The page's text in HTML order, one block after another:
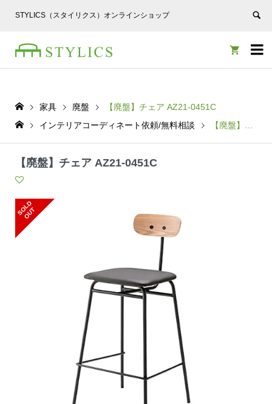
STYLICS（スタイリクス）オンラインショップ


家具 廃盤
【廃盤】チェア AZ21-0451C
インテリアコーディネート依頼/無料相談
【廃盤】チェア AZ21-0451C
【廃盤】チェア AZ21-0451C
S
O
L
D
O
U
T